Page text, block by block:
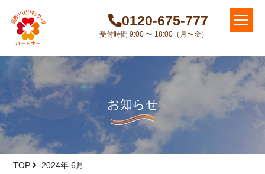
0120-675-777
受付時間 9:00 〜 18:00（月〜金）
お知らせ
TOP 2024年 6月